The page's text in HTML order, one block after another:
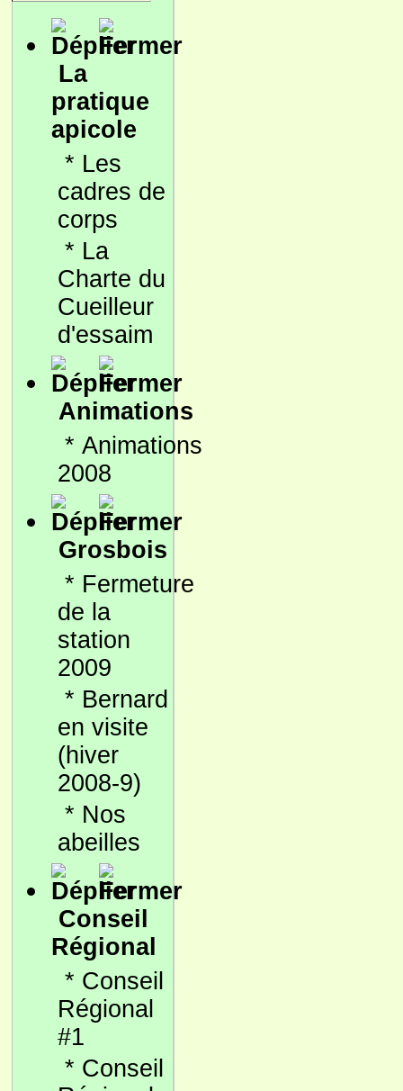
La
pratique
apicole
* Les
cadres de
corps
* La
Charte du
Cueilleur
d'essaim
Animations
* Animations
2008
Grosbois
* Fermeture
de la
station
2009
* Bernard
en visite
(hiver
2008-9)
* Nos
abeilles
Conseil
Régional
* Conseil
Régional
#1
* Conseil